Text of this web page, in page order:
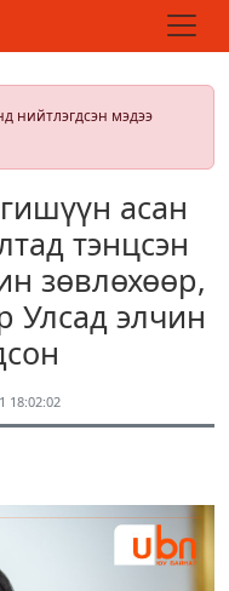
нийтлэгдсэн мэдээ
асан
тэнцсэн
зөвлөхөөр,
Улсад элчин
18:02:02